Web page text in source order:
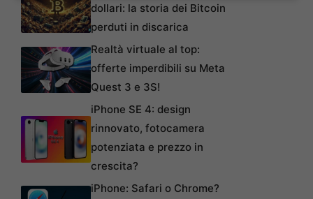
dollari: la storia dei Bitcoin
perduti in discarica
Realtà virtuale al top:
offerte imperdibili su Meta
Quest 3 e 3S!
iPhone SE 4: design
rinnovato, fotocamera
potenziata e prezzo in
crescita?
iPhone: Safari o Chrome?